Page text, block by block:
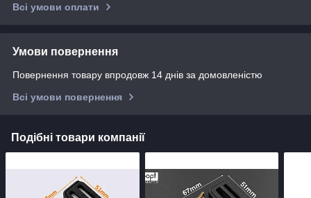
Всі умови оплати
Умови повернення
Повернення товару впродовж 14 днів за домовленістю
Всі умови повернення
Подібні товари компанії